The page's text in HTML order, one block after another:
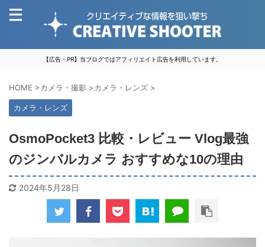
【広告・PR】当ブログではアフィリエイト広告を利用しています。
HOME >カメラ・撮影 >カメラ・レンズ >
カメラ・レンズ
OsmoPocket3 比較・レビュー Vlog最強
のジンバルカメラ おすすめな10の理由
2024年5月28日